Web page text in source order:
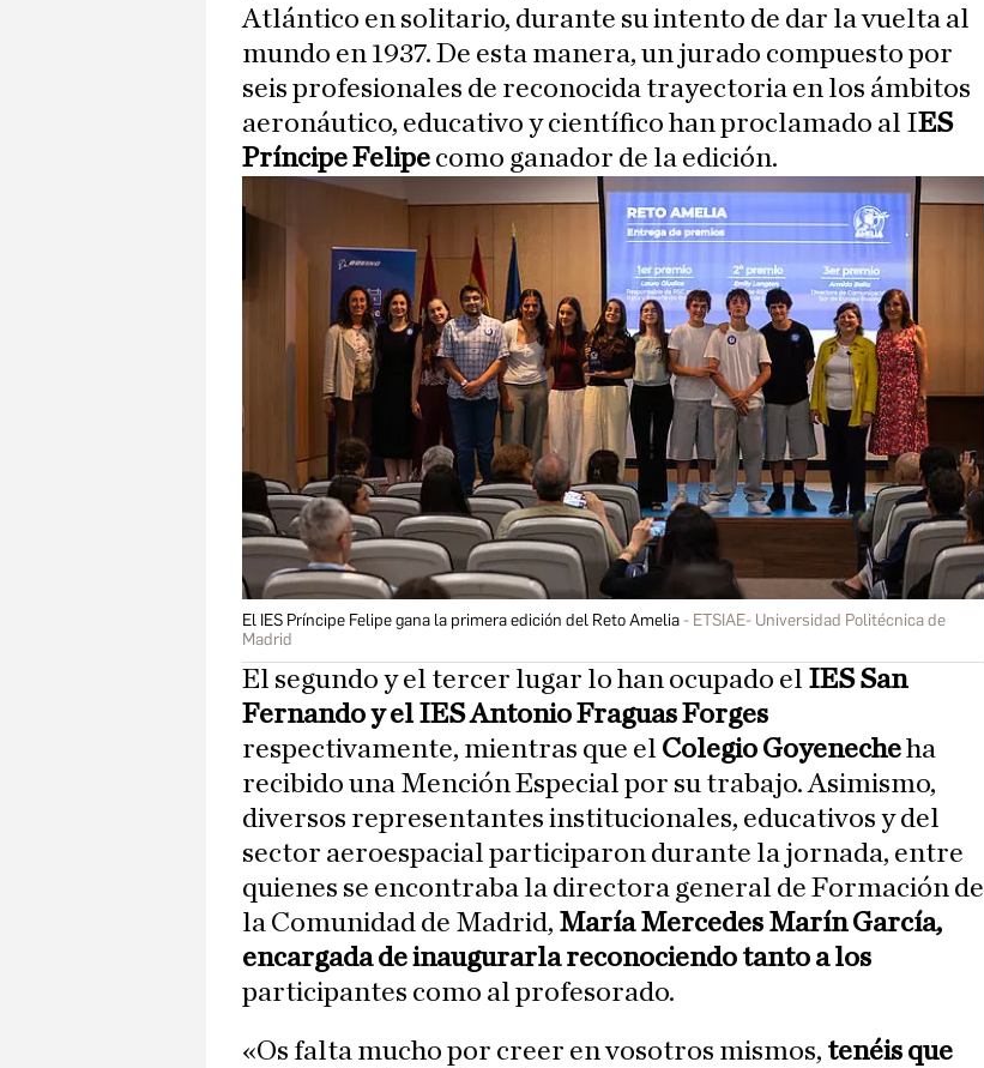
Atlántico en solitario, durante su intento de dar la vuelta al
mundo en 1937. De esta manera, un jurado compuesto por
seis profesionales de reconocida trayectoria en los ámbitos
aeronáutico, educativo y científico han proclamado al IES
Príncipe Felipe como ganador de la edición.
El IES Príncipe Felipe gana la primera edición del Reto Amelia
ETSIAE- Universidad Politécnica de
Madrid
El segundo y el tercer lugar lo han ocupado el IES San
Fernando y el ⁠IES Antonio Fraguas Forges
respectivamente, mientras que el Colegio Goyenecheha
recibido una Mención Especial por su trabajo. Asimismo,
diversos representantes institucionales, educativos y del
sector aeroespacial participaron durante la jornada, entre
quienes se encontraba la directora general de Formación de
la Comunidad de Madrid, María Mercedes Marín García,
encargada de inaugurarla reconociendo tanto a los
participantes como al profesorado.
«Os falta mucho por creer en vosotros mismos, tenéis que